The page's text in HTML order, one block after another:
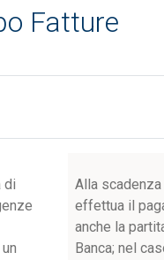
Fatture
di
Alla
effettua il
anche la
Banca; nel